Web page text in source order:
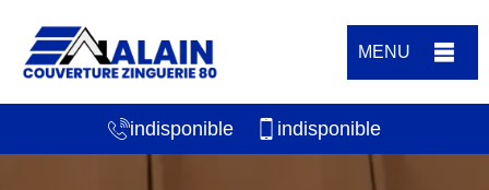
MENU
indisponible indisponible